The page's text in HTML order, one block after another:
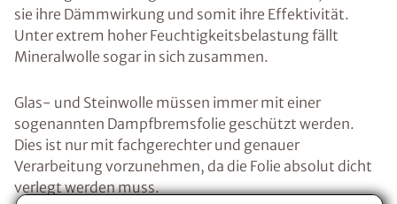
sie ihre Dämmwirkung und somit ihre Effektivität.
Unter extrem hoher Feuchtigkeitsbelastung fällt
Mineralwolle sogar in sich zusammen.
Glas- und Steinwolle müssen immer mit einer
sogenannten Dampfbremsfolie geschützt werden.
Dies ist nur mit fachgerechter und genauer
Verarbeitung vorzunehmen, da die Folie absolut dicht
verlegt werden muss.